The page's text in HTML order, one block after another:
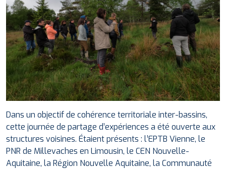
Dans un objectif de cohérence territoriale inter-bassins,
cette journée de partage d’expériences a été ouverte aux
structures voisines. Étaient présents : l’EPTB Vienne, le
PNR de Millevaches en Limousin, le CEN Nouvelle-
Aquitaine, la Région Nouvelle Aquitaine, la Communauté